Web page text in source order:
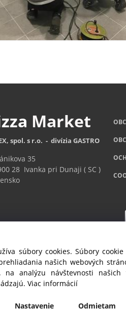
Market
spol. s r.o. - divízia GASTRO
35
28 Ivanka pri Dunaji ( SC )
chcete byť informovaný o
súbory cookies. Súbory
našich webových
na analýzu návštevnosti
Viac informácií
Nastavenie Odmietam